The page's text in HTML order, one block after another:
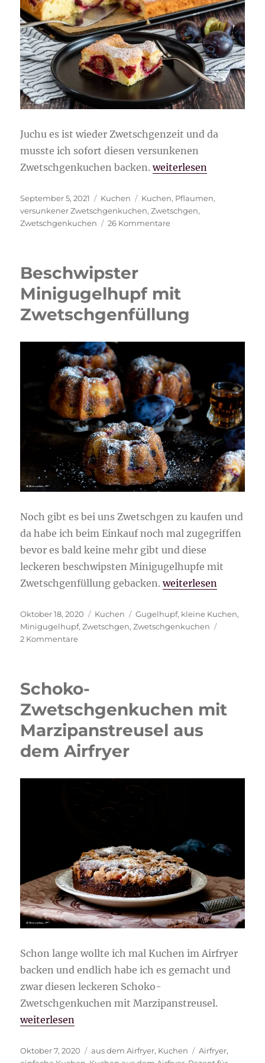
Juchu es ist wieder Zwetschgenzeit und da
musste ich sofort diesen versunkenen
Zwetschgenkuchen backen.„versunkener
weiterlesen
Veröffentlicht
am
September 5, 2021 Kategorien
Kuchen Schlagwörter
Kuchen, Pflaumen,
versunkener Zwetschgenkuchen,Zwetschgen,
Zwetschgenkuchen
26 Kommentarezu
Beschwipster
Minigugelhupf mit
Zwetschgenfüllung
Noch gibt es bei uns Zwetschgen zu kaufen und
da habe ich beim Einkauf noch mal zugegriffen
bevor es bald keine mehr gibt und diese
leckeren beschwipsten Minigugelhupfe mit
Zwetschgenfüllung gebacken.„Beschwipster
weiterlesen
Veröffentlicht
am
Oktober 18, 2020 Kategorien
Kuchen Schlagwörter
Gugelhupf, kleine Kuchen,
Minigugelhupf,Zwetschgen,Zwetschgenkuchen
2 Kommentarezu
Zwetschgenfüllung
Schoko-
Zwetschgenkuchen mit
Marzipanstreusel aus
dem Airfryer
Schon lange wollte ich mal Kuchen im Airfryer
backen und endlich habe ich es gemacht und
zwar diesen leckeren Schoko-
Zwetschgenkuchen mit Marzipanstreusel.
„Schoko-Zwetschgenkuchen mit Marzipanstreusel
weiterlesen
Veröffentlicht
Oktober 7, 2020 Kategorien
aus dem Airfryer, Kuchen Schlagwörter
Airfryer,